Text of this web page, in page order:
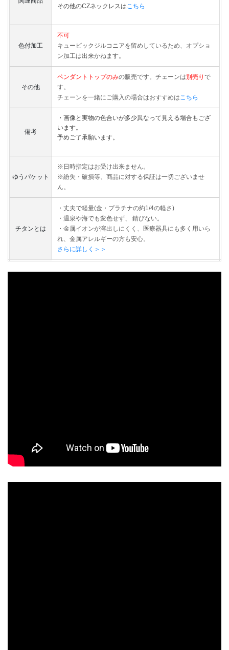
その他のCZネックレスはこちら
色付加工
不可
キュービックジルコニアを留めしているため、オプショ
ン加工は出来かねます。
その他
ペンダントトップのみの販売です。チェーンは別売り で
す。
チェーンを一緒にご購入の場合はおすすめはこちら
備考
・画像と実物の色合いが多少異なって見える場合もござ
います。
予めご了承願います。
ゆうパケット
※日時指定はお受け出来ません。
※紛失・破損等、商品に対する保証は一切ございませ
ん。
チタンとは
・丈夫で軽量(金・プラチナの約1/4の軽さ)
・温泉や海でも変色せず、 錆びない。
・金属イオンが溶出しにくく、医療器具にも多く用いら
れ、金属アレルギーの方も安心。
さらに詳しく＞＞